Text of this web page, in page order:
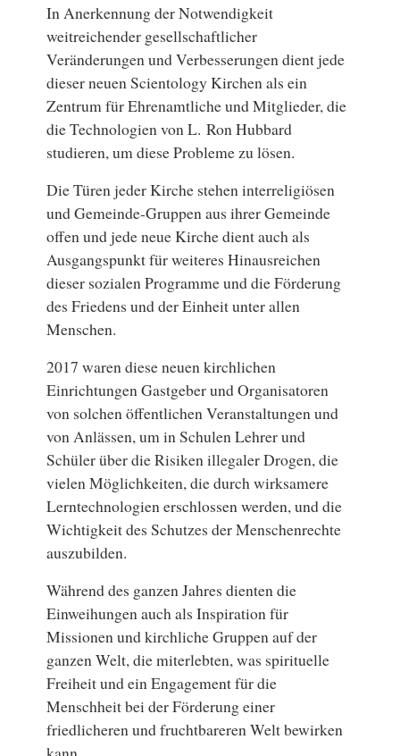
In Anerkennung der Notwendigkeit
weitreichender gesellschaftlicher
Veränderungen und Verbesserungen dient jede
dieser neuen Scientology Kirchen als ein
Zentrum für Ehrenamtliche und Mitglieder, die
die Technologien von L. Ron Hubbard
studieren, um diese Probleme zu lösen.
Die Türen jeder Kirche stehen interreligiösen
und Gemeinde-Gruppen aus ihrer Gemeinde
offen und jede neue Kirche dient auch als
Ausgangspunkt für weiteres Hinausreichen
dieser sozialen Programme und die Förderung
des Friedens und der Einheit unter allen
Menschen.
2017 waren diese neuen kirchlichen
Einrichtungen Gastgeber und Organisatoren
von solchen öffentlichen Veranstaltungen und
von Anlässen, um in Schulen Lehrer und
Schüler über die Risiken illegaler Drogen, die
vielen Möglichkeiten, die durch wirksamere
Lerntechnologien erschlossen werden, und die
Wichtigkeit des Schutzes der Menschenrechte
auszubilden.
Während des ganzen Jahres dienten die
Einweihungen auch als Inspiration für
Missionen und kirchliche Gruppen auf der
ganzen Welt, die miterlebten, was spirituelle
Freiheit und ein Engagement für die
Menschheit bei der Förderung einer
friedlicheren und fruchtbareren Welt bewirken